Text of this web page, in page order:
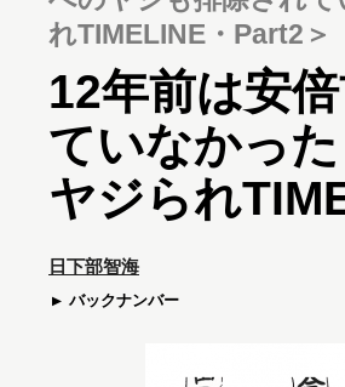
れTIMELINE・Part2＞
12年前は安
ていなかっ
ヤジられ
日下部智海
バックナンバー